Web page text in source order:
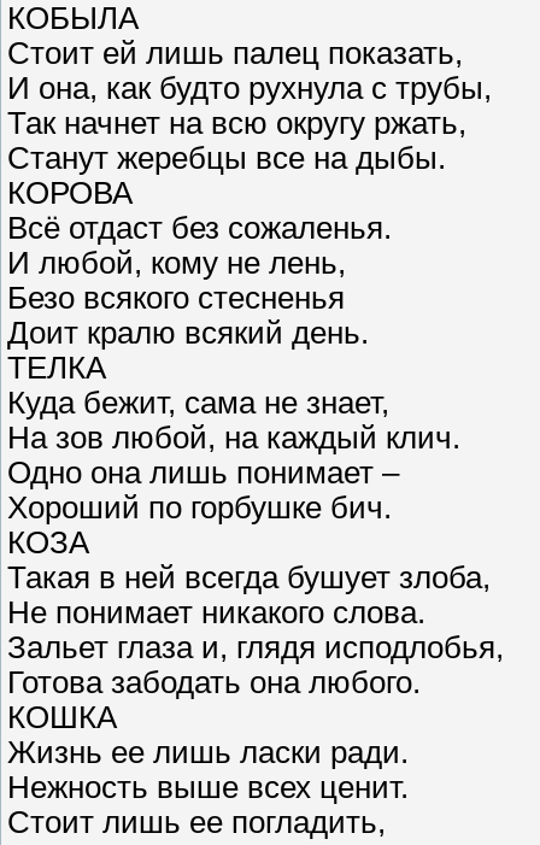
КОБЫЛА
Стоит ей лишь палец показать,
И она, как будто рухнула с трубы,
Так начнет на всю округу ржать,
Станут жеребцы все на дыбы.
КОРОВА
Всё отдаст без сожаленья.
И любой, кому не лень,
Безо всякого стесненья
Доит кралю всякий день.
ТЕЛКА
Куда бежит, сама не знает,
На зов любой, на каждый клич.
Одно она лишь понимает –
Хороший по горбушке бич.
КОЗА
Такая в ней всегда бушует злоба,
Не понимает никакого слова.
Зальет глаза и, глядя исподлобья,
Готова забодать она любого.
КОШКА
Жизнь ее лишь ласки ради.
Нежность выше всех ценит.
Стоит лишь ее погладить,